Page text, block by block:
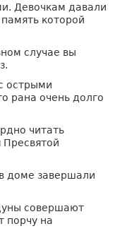
Девочкам давали
которой
случае вы
острыми
рана очень долго
читать
доме завершали
совершают
порчу на